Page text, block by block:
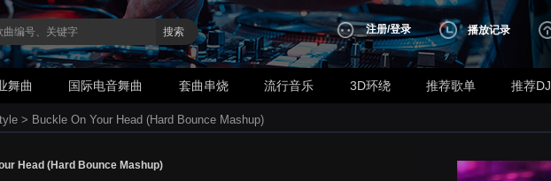
搜索 注册/登录 播放记录
舞曲 国际电音舞曲 套曲串烧 流行音乐 3D环绕 推荐歌单 推荐DJ
> Buckle On Your Head (Hard Bounce Mashup)
Head (Hard Bounce Mashup)